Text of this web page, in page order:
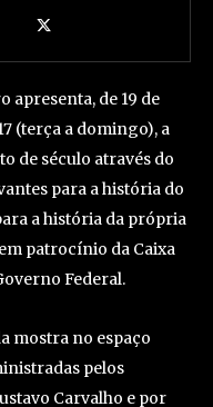
apresenta, de 19 de
(terça a domingo), a
de século através do
para a história do
a história da própria
patrocínio da Caixa
Federal.
mostra no espaço
pelos
Carvalho e por